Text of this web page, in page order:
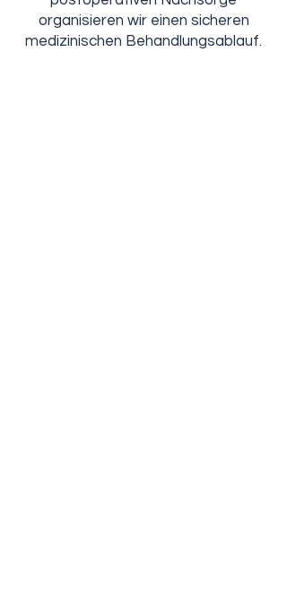
organisieren wir einen sicheren
medizinischen Behandlungsablauf.